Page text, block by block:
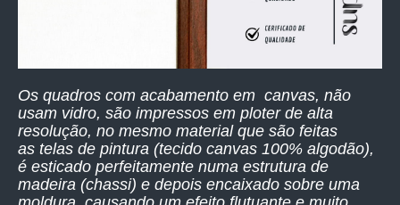
Os quadros com acabamento em canvas, não
usam vidro, são impressos em ploter de alta
resolução, no mesmo material que são feitas
as telas de pintura (tecido canvas 100% algodão),
é esticado perfeitamente numa estrutura de
madeira (chassi) e depois encaixado sobre uma